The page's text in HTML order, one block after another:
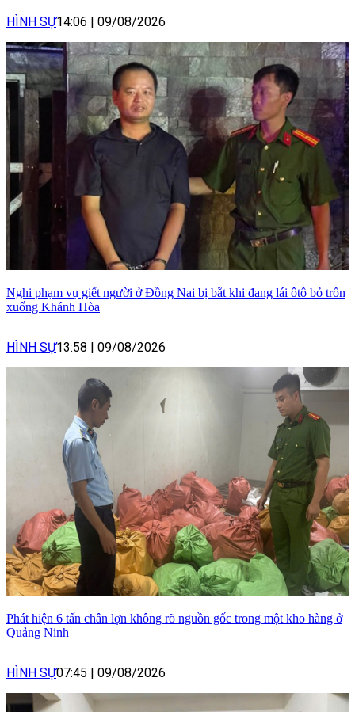
HÌNH SỰ14:06 | 09/08/2026
Nghi phạm vụ giết người ở Đồng Nai bị bắt khi đang lái ôtô bỏ trốn
xuống Khánh Hòa
HÌNH SỰ13:58 | 09/08/2026
Phát hiện 6 tấn chân lợn không rõ nguồn gốc trong một kho hàng ở
Quảng Ninh
HÌNH SỰ07:45 | 09/08/2026